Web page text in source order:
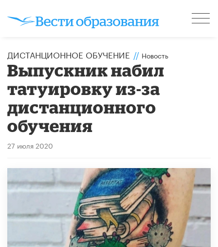
ДИСТАНЦИОННОЕ ОБУЧЕНИЕ // Новость
Выпускник набил
татуировку из-за
дистанционного
обучения
27 июля 2020